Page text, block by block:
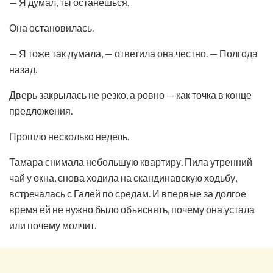
Она остановилась.
— Я тоже так думала, — ответила она честно. — Полгода
назад.
Дверь закрылась не резко, а ровно — как точка в конце
предложения.
Прошло несколько недель.
Тамара снимала небольшую квартиру. Пила утренний
чай у окна, снова ходила на скандинавскую ходьбу,
встречалась с Галей по средам. И впервые за долгое
время ей не нужно было объяснять, почему она устала
или почему молчит.